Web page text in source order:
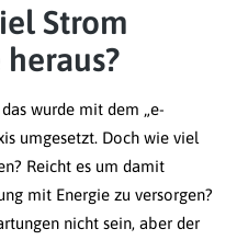
Strom
wurde mit dem „e-
umgesetzt. Doch wie viel
Reicht es um damit
mit Energie zu versorgen?
nicht sein, aber der